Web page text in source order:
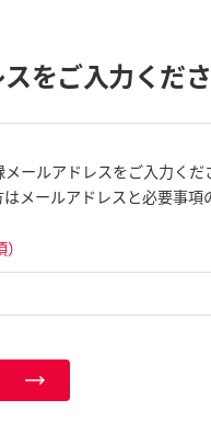
をご入力くだ
ールアドレスをご入力くだ
メールアドレスと必要事項